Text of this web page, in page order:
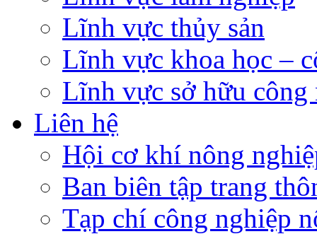
Lĩnh vực thủy sản
Lĩnh vực khoa học –
Lĩnh vực sở hữu công
Liên hệ
Hội cơ khí nông
Ban biên tập trang
Tạp chí công nghiệp